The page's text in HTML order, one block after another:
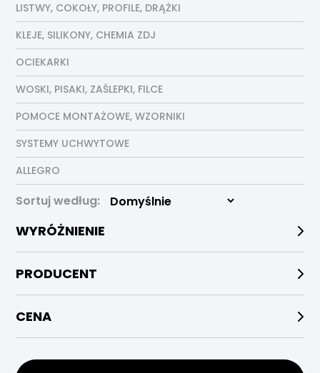
LISTWY, COKOŁY, PROFILE, DRĄŻKI
KLEJE, SILIKONY, CHEMIA ZDJ
OCIEKARKI
WOSKI, PISAKI, ZAŚLEPKI, FILCE
POMOCE MONTAŻOWE, WZORNIKI
SYSTEMY UCHWYTOWE
ALLEGRO
Sortuj według:
WYRÓŻNIENIE
PRODUCENT
CENA